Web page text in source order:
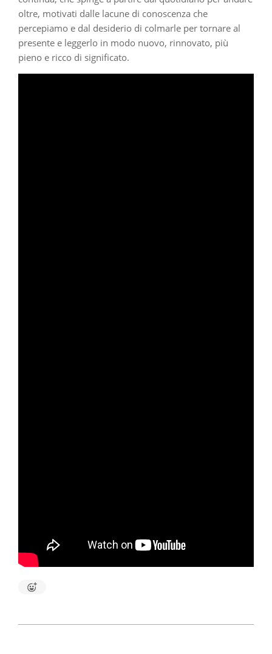
oltre, motivati dalle lacune di conoscenza che
percepiamo e dal desiderio di colmarle per tornare al
presente e leggerlo in modo nuovo, rinnovato, più
pieno e ricco di significato.